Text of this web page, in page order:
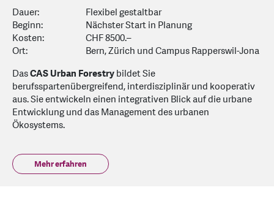
Dauer:
Flexibel gestaltbar
Beginn:
Nächster Start in Planung
Kosten:
CHF 8500.–
Ort:
Bern, Zürich und Campus Rapperswil-Jona
DasCAS Urban Forestrybildet Sie
berufsspartenübergreifend, interdisziplinär und kooperativ
aus. Sie entwickeln einen integrativen Blick auf die urbane
Entwicklung und das Management des urbanen
Ökosystems.
Mehr erfahren